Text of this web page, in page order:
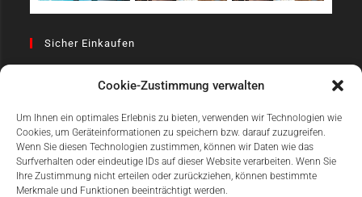
Cookie-Zustimmung verwalten
Um Ihnen ein optimales Erlebnis zu bieten, verwenden wir Technologien wie
Cookies, um Geräteinformationen zu speichern bzw. darauf zuzugreifen.
Wenn Sie diesen Technologien zustimmen, können wir Daten wie das
Surfverhalten oder eindeutige IDs auf dieser Website verarbeiten. Wenn Sie
Ihre Zustimmung nicht erteilen oder zurückziehen, können bestimmte
Merkmale und Funktionen beeinträchtigt werden.
Sicher Einkaufen
Einfach Online Bezahlen